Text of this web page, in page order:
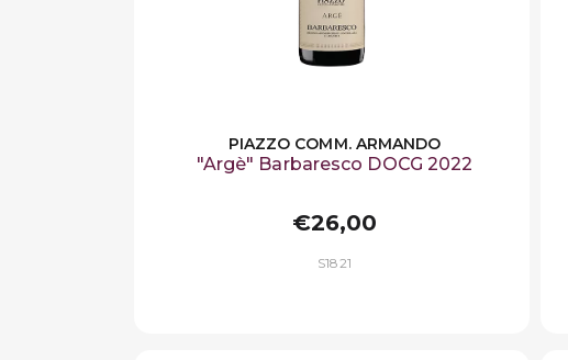
PIAZZO COMM. ARMANDO
"Argè" Barbaresco DOCG 2022
€26,00
S1821